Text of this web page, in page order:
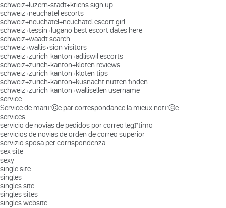
schweiz+luzern-stadt+kriens sign up
schweiz+neuchatel escorts
schweiz+neuchatel+neuchatel escort girl
schweiz+tessin+lugano best escort dates here
schweiz+waadt search
schweiz+wallis+sion visitors
schweiz+zurich-kanton+adliswil escorts
schweiz+zurich-kanton+kloten reviews
schweiz+zurich-kanton+kloten tips
schweiz+zurich-kanton+kusnacht nutten finden
schweiz+zurich-kanton+wallisellen username
service
Service de mariГ©e par correspondance la mieux notГ©e
services
servicio de novias de pedidos por correo legГ­timo
servicios de novias de orden de correo superior
servizio sposa per corrispondenza
sex site
sexy
single site
singles
singles site
singles sites
singles website